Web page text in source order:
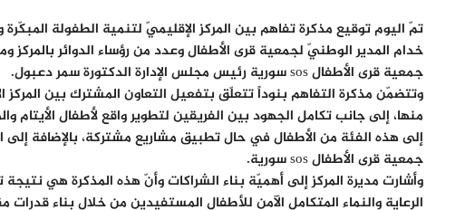
خدام المدير الوطنيّ لجمعية قرى الأطفال وعدد من رؤساء الدوائر
جمعية قرى الأطفال sos سورية رئيس مجلس الإدارة الدكتورة سمر دعبول.
منها، إلى جانب تكامل الجهود بين الفريقين لتطوير واقع لأطفال
إلى هذه الفئة من الأطفال في حال تطبيق مشاريع مشتركة، بالإضافة إلى
جمعية قرى الأطفال sos سورية.
وأشارت مديرة المركز إلى أهميّة بناء الشراكات وأنّ هذه المذكرة هي
الرعاية والنماء المتكامل الآمن للأطفال المستفيدين من خلال بناء قدرات